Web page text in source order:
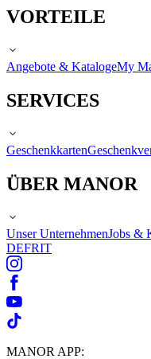
VORTEILE
Angebote & KatalogeMy
SERVICES
Geschenkkarten
ÜBER MANOR
Unser UnternehmenJobs &
DEFRIT
MANOR APP: